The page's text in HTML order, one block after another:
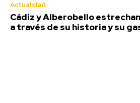
Actualidad
Cádiz y Alberobello
a través de su historia y su